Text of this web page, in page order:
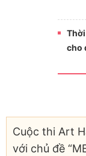
cho
Cuộc thi Art
với chủ đề